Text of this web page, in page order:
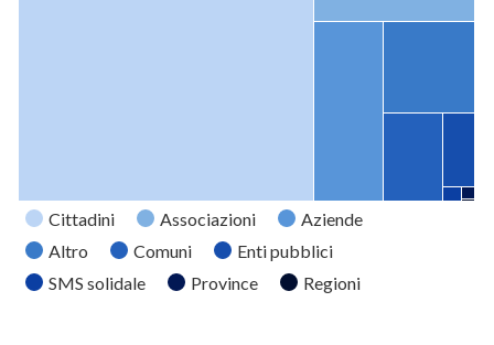
Cittadini Associazioni
Aziende
Altro
Comuni
Enti pubblici
SMS solidale
Province Regioni